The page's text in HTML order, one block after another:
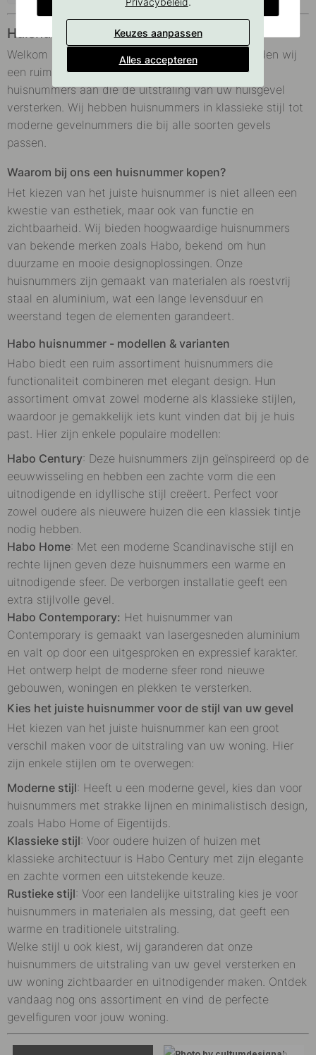
Huisnummer voor alle woningen
Welkom in onze categorie huisnummers, hier bieden wij
een ruim assortiment stijlvolle en functionele
huisnummers aan die de uitstraling van uw huisgevel
versterken. Wij hebben huisnummers in klassieke stijl tot
moderne gevelnummers die bij alle soorten gevels
passen.
Waarom bij ons een huisnummer kopen?
Het kiezen van het juiste huisnummer is niet alleen een
kwestie van esthetiek, maar ook van functie en
zichtbaarheid. Wij bieden hoogwaardige huisnummers
van bekende merken zoals Habo, bekend om hun
duurzame en mooie designoplossingen. Onze
huisnummers zijn gemaakt van materialen als roestvrij
staal en aluminium, wat een lange levensduur en
weerstand tegen de elementen garandeert.
Habo huisnummer - modellen & varianten
Habo biedt een ruim assortiment huisnummers die
functionaliteit combineren met elegant design. Hun
assortiment omvat zowel moderne als klassieke stijlen,
waardoor je gemakkelijk iets kunt vinden dat bij je huis
past. Hier zijn enkele populaire modellen:
Habo Century: Deze huisnummers zijn geïnspireerd op de
eeuwwisseling en hebben een zachte vorm die een
uitnodigende en idyllische stijl creëert. Perfect voor
zowel oudere als nieuwere huizen die een klassiek tintje
nodig hebben.
Habo Home: Met een moderne Scandinavische stijl en
rechte lijnen geven deze huisnummers een warme en
uitnodigende sfeer. De verborgen installatie geeft een
extra stijlvolle gevel.
Habo Contemporary: Het huisnummer van
Contemporary is gemaakt van lasergesneden aluminium
en valt op door een uitgesproken en expressief karakter.
Het ontwerp helpt de moderne sfeer rond nieuwe
gebouwen, woningen en plekken te versterken.
Kies het juiste huisnummer voor de stijl van uw gevel
Het kiezen van het juiste huisnummer kan een groot
verschil maken voor de uitstraling van uw woning. Hier
zijn enkele stijlen om te overwegen:
Moderne stijl: Heeft u een moderne gevel, kies dan voor
huisnummers met strakke lijnen en minimalistisch design,
zoals Habo Home of Eigentijds.
Klassieke stijl: Voor oudere huizen of huizen met
klassieke architectuur is Habo Century met zijn elegante
en zachte vormen een uitstekende keuze.
Rustieke stijl: Voor een landelijke uitstraling kies je voor
huisnummers in materialen als messing, dat geeft een
warme en traditionele uitstraling.
Welke stijl u ook kiest, wij garanderen dat onze
huisnummers de uitstraling van uw gevel versterken en
uw woning zichtbaarder en uitnodigender maken. Ontdek
vandaag nog ons assortiment en vind de perfecte
gevelfiguren voor jouw woning.
Keuzes aanpassen
Alles accepteren